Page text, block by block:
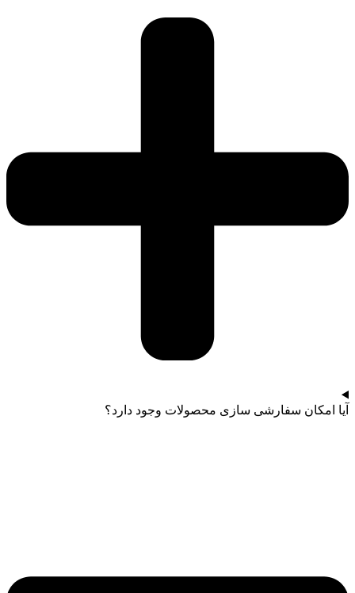
آیا امکان سفارشی سازی محصولات وجود دارد؟